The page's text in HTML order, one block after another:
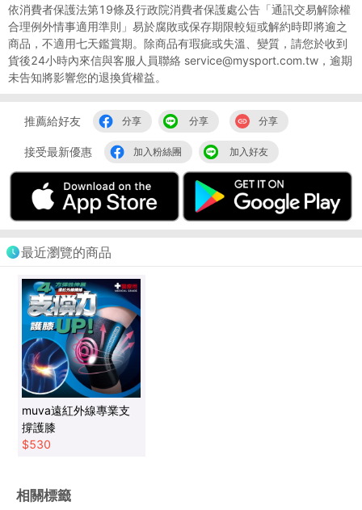
依消費者保護法第19條及行政院消費者保護處公告「通訊交易解除權
合理例外情事適用準則」易於腐敗或保存期限較短或解約時即將逾之
商品，不適用七天鑑賞期。除商品有瑕疵或失溫、變質，請您於收到
貨後24小時內來信與客服人員聯絡 service@mysport.com.tw，逾期
未告知將影響您的退換貨權益。
推薦給好友 分享 分享 分享
接受最新優惠 加入粉絲團 加入好友
最近瀏覽的商品
muva遠紅外線專業支
撐護膝
$530
相關標籤